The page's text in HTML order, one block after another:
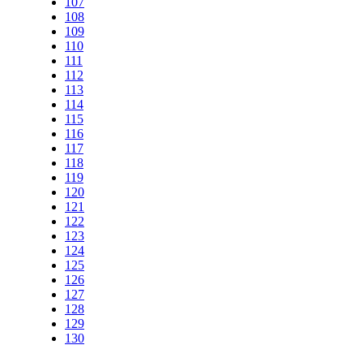
108
109
110
111
112
113
114
115
116
117
118
119
120
121
122
123
124
125
126
127
128
129
130